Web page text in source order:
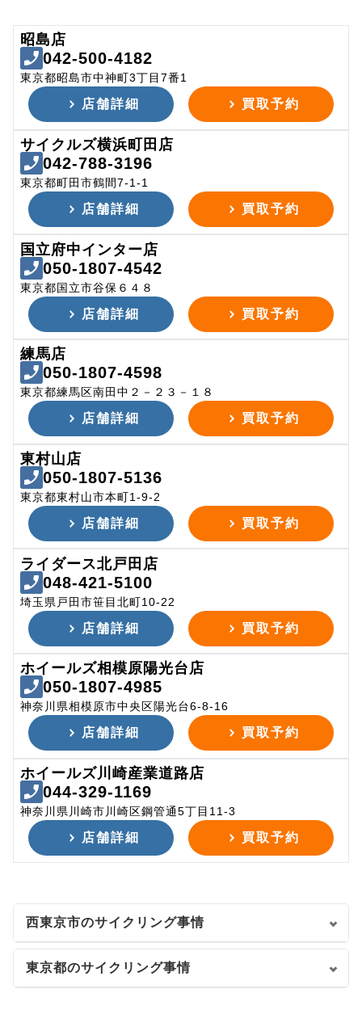
昭島店
042-500-4182
東京都昭島市中神町3丁目7番1
店舗詳細 買取予約
サイクルズ横浜町田店
042-788-3196
東京都町田市鶴間7-1-1
店舗詳細 買取予約
国立府中インター店
050-1807-4542
東京都国立市谷保６４８
店舗詳細 買取予約
練馬店
050-1807-4598
東京都練馬区南田中２－２３－１８
店舗詳細 買取予約
東村山店
050-1807-5136
東京都東村山市本町1-9-2
店舗詳細 買取予約
ライダース北戸田店
048-421-5100
埼玉県戸田市笹目北町10-22
店舗詳細 買取予約
ホイールズ相模原陽光台店
050-1807-4985
神奈川県相模原市中央区陽光台6-8-16
店舗詳細 買取予約
ホイールズ川崎産業道路店
044-329-1169
神奈川県川崎市川崎区鋼管通5丁目11-3
店舗詳細 買取予約
西東京市のサイクリング事情
東京都のサイクリング事情